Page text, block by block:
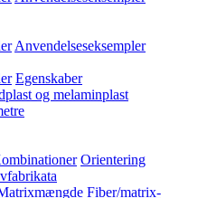
Anvendelseseksempler
Egenskaber
og melaminplast
Orientering
Fiber/matrix-